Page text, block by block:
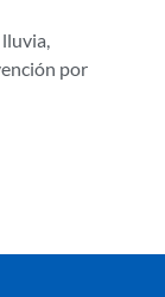
,
por